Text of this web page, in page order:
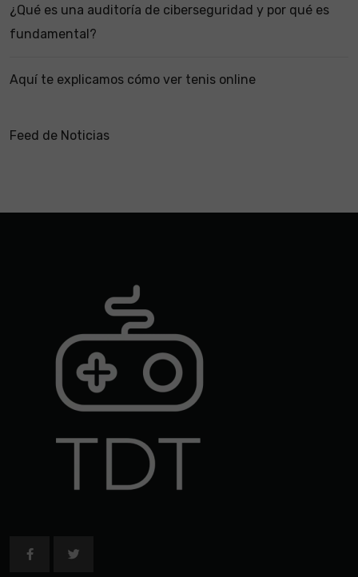
¿Qué es una auditoría de ciberseguridad y por qué es
fundamental?
Aquí te explicamos cómo ver tenis online
Feed de Noticias